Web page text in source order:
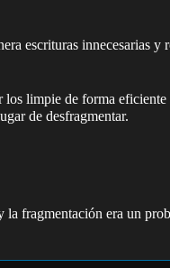
escrituras innecesarias y
limpie de forma
de desfragmentar.
fragmentación era un